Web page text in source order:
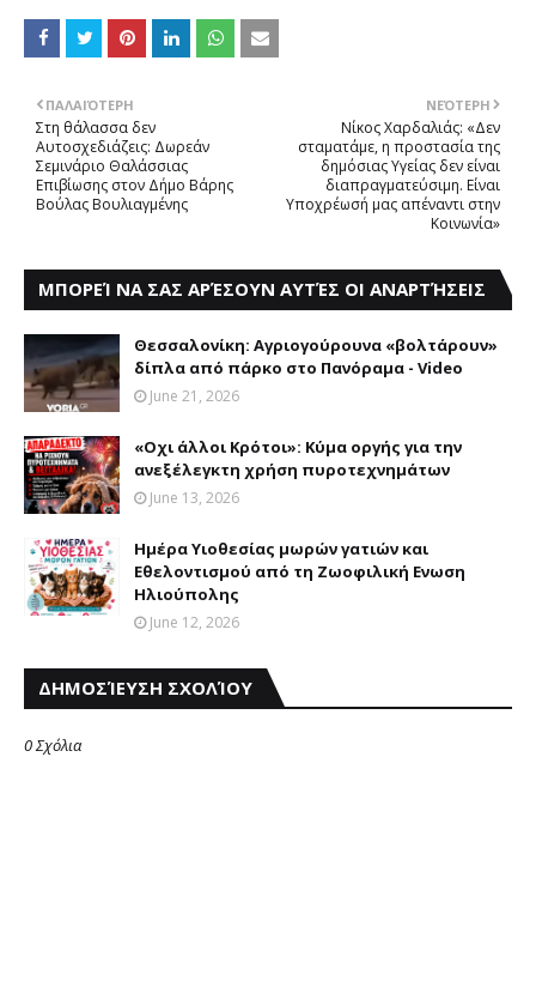
ΝΕΌΤΕΡΗ
Nίκος Xαρδαλιάς: «Δεν
σταματάμε, η προστασία της
δημόσιας Yγείας δεν είναι
διαπραγματεύσιμη. Eίναι
Yποχρέωσή μας απέναντι στην
Kοινωνία»
ΠΑΛΑΙΌΤΕΡΗ
Στη θάλασσα δεν
Aυτοσχεδιάζεις: Δωρεάν
Σεμινάριο Θαλάσσιας
Eπιβίωσης στον Δήμο Bάρης
Bούλας Bουλιαγμένης
ΜΠΟΡΕΊ ΝΑ ΣΑΣ ΑΡΈΣΟΥΝ ΑΥΤΈΣ ΟΙ ΑΝΑΡΤΉΣΕΙΣ
Θεσσαλονίκη: Αγριογούρουνα «βολτάρουν»
δίπλα από πάρκο στο Πανόραμα - Video
June 21, 2026
«Oχι άλλοι Kρότοι»: Κύμα οργής για την
ανεξέλεγκτη χρήση πυροτεχνημάτων
June 13, 2026
Hμέρα Yιοθεσίας μωρών γατιών και
Eθελοντισμού από τη Ζωοφιλική Eνωση
Ηλιούπολης
June 12, 2026
ΔΗΜΟΣΊΕΥΣΗ ΣΧΟΛΊΟΥ
0 Σχόλια